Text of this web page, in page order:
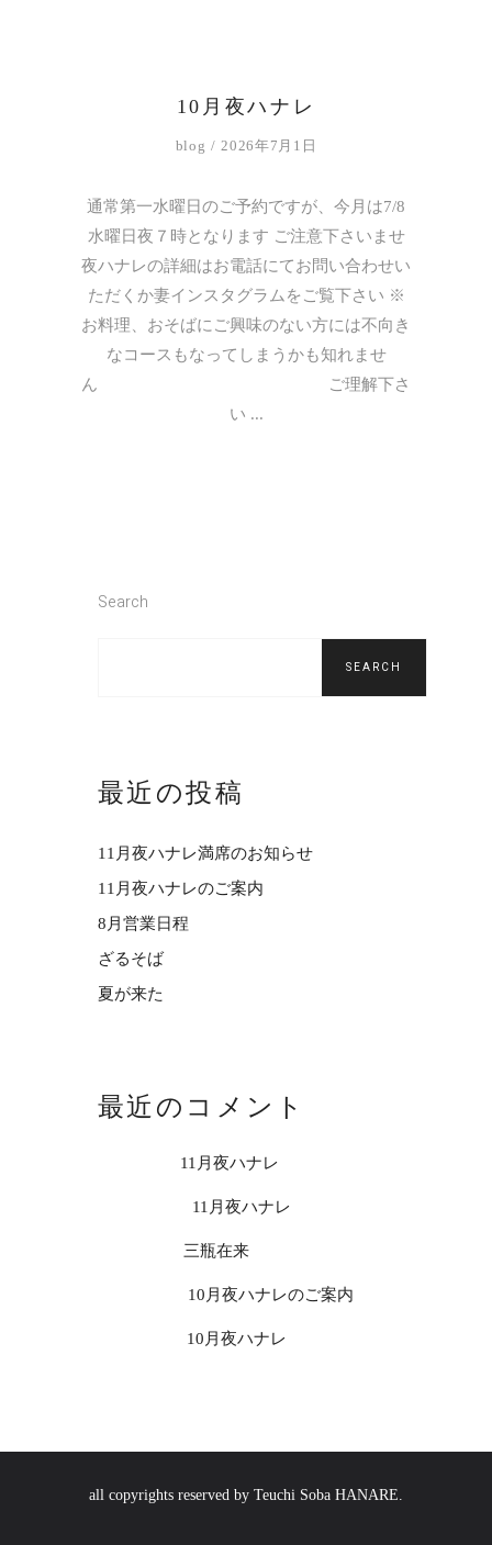
10月夜ハナレ
blog 2026年7月1日
通常第一水曜日のご予約ですが、今月は7/8
水曜日夜７時となります ご注意下さいませ
夜ハナレの詳細はお電話にてお問い合わせい
ただくか妻インスタグラムをご覧下さい ※
お料理、おそばにご興味のない方には不向き
なコースもなってしまうかも知れませ
ん ご理解下さ
い
Search
SEARCH
最近の投稿
11月夜ハナレ満席のお知らせ
11月夜ハナレのご案内
8月営業日程
ざるそば
夏が来た
最近のコメント
11月夜ハナレ
11月夜ハナレ
三瓶在来
10月夜ハナレのご案内
10月夜ハナレ
all copyrights reserved by Teuchi Soba HANARE.